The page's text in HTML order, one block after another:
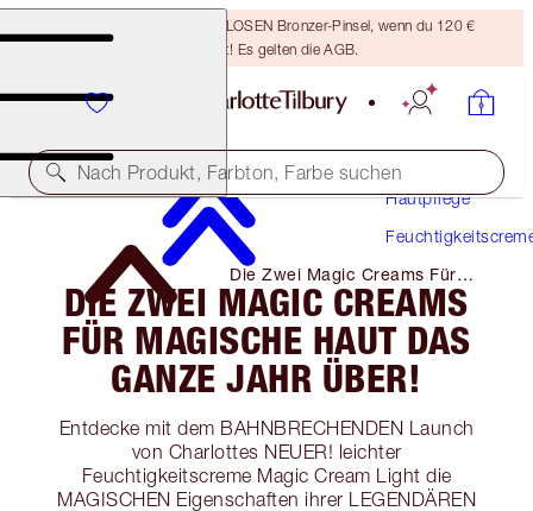
Sichere dir einen KOSTENLOSEN Bronzer-Pinsel, wenn du 120 €
ausgibst! Es gelten die AGB.
Nach Produkt, Farbton, Farbe suchen
Hautpflege
Die Zwei Magic Creams Für
Magische Haut Das Ganze Jahr
ÜBer!
DIE ZWEI MAGIC CREAMS
FÜR MAGISCHE HAUT DAS
GANZE JAHR ÜBER!
Entdecke mit dem BAHNBRECHENDEN Launch
von Charlottes NEUER! leichter
Feuchtigkeitscreme Magic Cream Light die
MAGISCHEN Eigenschaften ihrer LEGENDÄREN